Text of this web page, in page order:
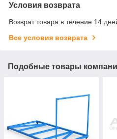
Условия возврата
Возврат товара в течение 14
Все условия возврата
Подобные товары